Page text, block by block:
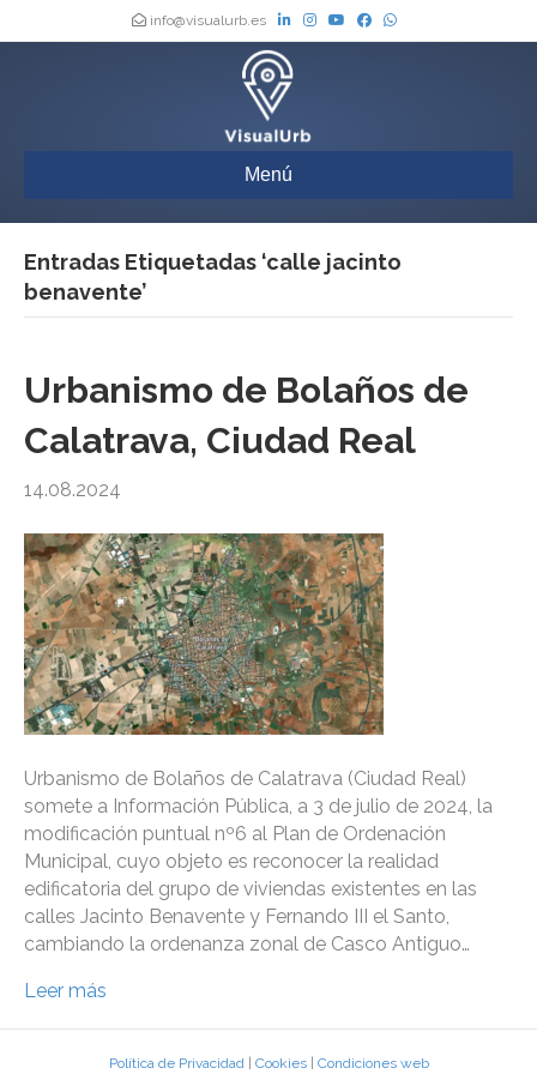
info@visualurb.es
Menú
Entradas Etiquetadas ‘calle jacinto
benavente’
Urbanismo de Bolaños de
Calatrava, Ciudad Real
14.08.2024
Urbanismo de Bolaños de Calatrava (Ciudad Real)
somete a Información Pública, a 3 de julio de 2024, la
modificación puntual nº6 al Plan de Ordenación
Municipal, cuyo objeto es reconocer la realidad
edificatoria del grupo de viviendas existentes en las
calles Jacinto Benavente y Fernando III el Santo,
cambiando la ordenanza zonal de Casco Antiguo…
Leer más
Política de Privacidad| Cookies| Condiciones web